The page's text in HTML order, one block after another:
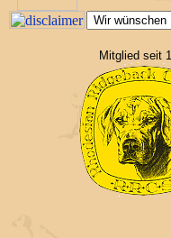
Mitglied seit